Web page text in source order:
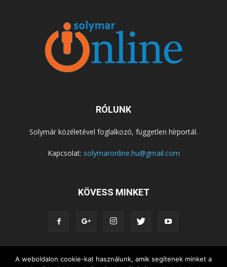
RÓLUNK
Solymár közéletével foglalkozó, független hírportál.
Kapcsolat: solymaronline.hu@gmail.com
KÖVESS MINKET
KÖZÉLET KÖZÖSSÉGEK
SZABADIDŐ
A weboldalon cookie-kat használunk, amik segítenek minket a